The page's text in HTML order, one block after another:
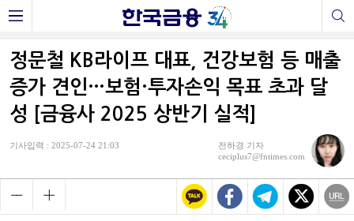
정문철 KB라이프 대표, 건강보험 등 매출
증가 견인…보험·투자손익 목표 초과 달
성 [금융사 2025 상반기 실적]
기사입력 : 2025-07-24 21:03
전하경 기자
ceciplus7@fntimes.com